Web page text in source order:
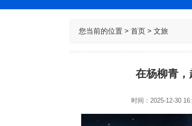
您当前的位置 > 首页 > 文旅
在杨柳青，
时间：2025-12-30